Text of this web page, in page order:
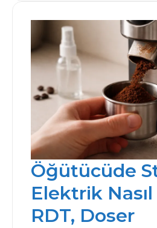
Öğütücüde
Elektrik Nasıl
RDT, Doser